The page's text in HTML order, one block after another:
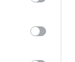
party tags to
in below Google